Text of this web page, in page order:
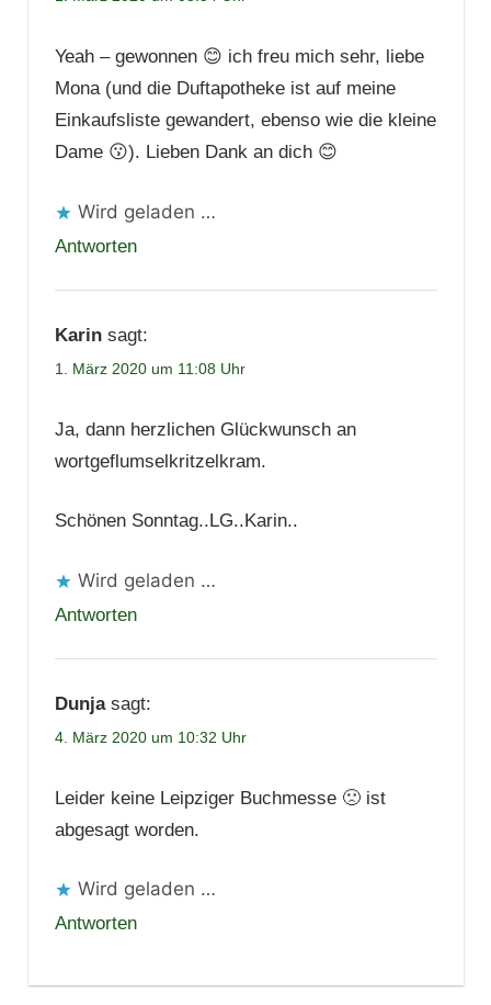
Yeah – gewonnen 😊 ich freu mich sehr, liebe
Mona (und die Duftapotheke ist auf meine
Einkaufsliste gewandert, ebenso wie die kleine
Dame 😗). Lieben Dank an dich 😊
Wird geladen …
Antworten
Karin sagt:
1. März 2020 um 11:08 Uhr
Ja, dann herzlichen Glückwunsch an
wortgeflumselkritzelkram.
Schönen Sonntag..LG..Karin..
Wird geladen …
Antworten
Dunja sagt:
4. März 2020 um 10:32 Uhr
Leider keine Leipziger Buchmesse 🙁 ist
abgesagt worden.
Wird geladen …
Antworten